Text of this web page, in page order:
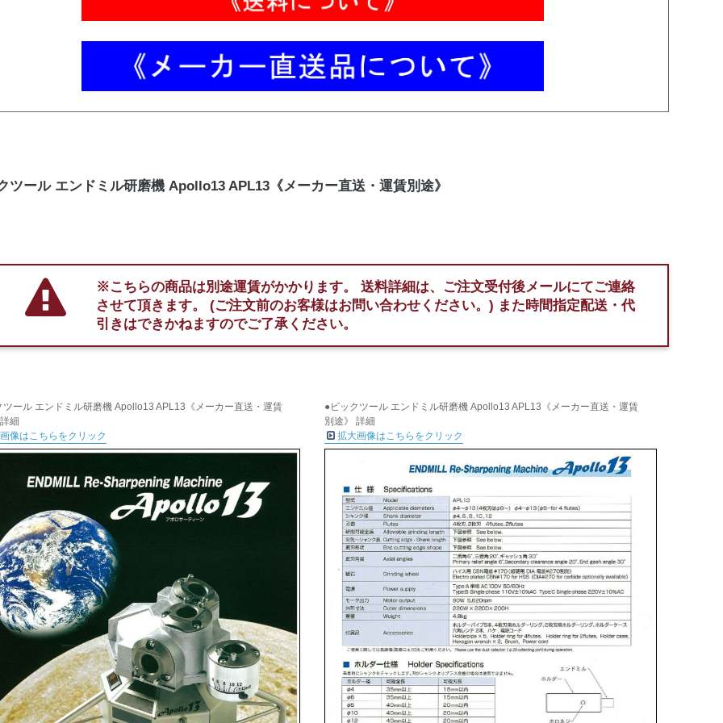
ツール エンドミル研磨機 Apollo13 APL13《メーカー直送・運賃別途》
※こちらの商品は別途運賃がかかります。 送料詳細は、ご注文受付後メールにてご連絡
させて頂きます。 (ご注文前のお客様はお問い合わせください。) また時間指定配送・代
引きはできかねますのでご了承ください。
ツール エンドミル研磨機 Apollo13 APL13《メーカー直送・運賃
細
像はこちらをクリック
●ビックツール エンドミル研磨機 Apollo13 APL13《メーカー直送・運賃
別途》 詳細
拡大画像はこちらをクリック